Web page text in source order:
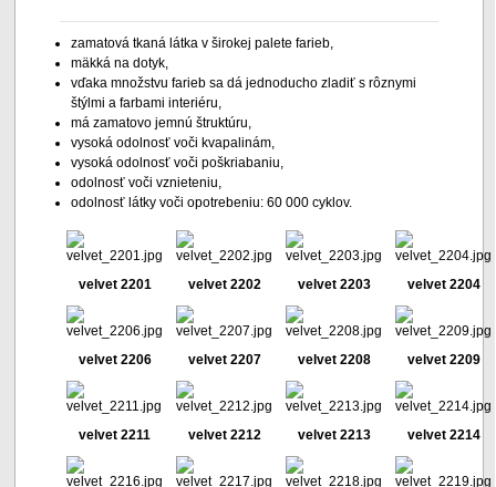
zamatová tkaná látka v širokej palete farieb,
mäkká na dotyk,
vďaka množstvu farieb sa dá jednoducho zladiť s rôznymi
štýlmi a farbami interiéru,
má zamatovo jemnú štruktúru,
vysoká odolnosť voči kvapalinám,
vysoká odolnosť voči poškriabaniu,
odolnosť voči vznieteniu,
odolnosť látky voči opotrebeniu: 60 000 cyklov.
velvet 2201 velvet 2202 velvet 2203 velvet 2204
velvet 2206 velvet 2207 velvet 2208 velvet 2209
velvet 2211 velvet 2212 velvet 2213 velvet 2214